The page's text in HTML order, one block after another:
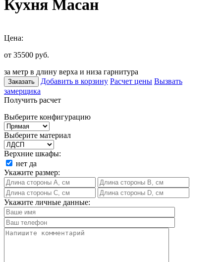
Кухня Масан
Цена:
от 35500 руб.
за метр в длину верха и низа гарнитура
Заказать Добавить в корзину Расчет цены Вызвать
замерщика
Получить расчет
Выберите конфигурацию
Выберите материал
Верхние шкафы:
нет да
Укажите размер:
Укажите личные данные: